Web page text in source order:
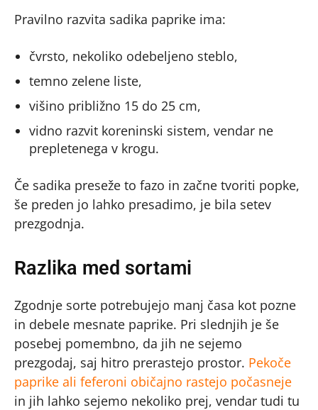
Pravilno razvita sadika paprike ima:
čvrsto, nekoliko odebeljeno steblo,
temno zelene liste,
višino približno 15 do 25 cm,
vidno razvit koreninski sistem, vendar ne
prepletenega v krogu.
Če sadika preseže to fazo in začne tvoriti popke,
še preden jo lahko presadimo, je bila setev
prezgodnja.
Razlika med sortami
Zgodnje sorte potrebujejo manj časa kot pozne
in debele mesnate paprike. Pri slednjih je še
posebej pomembno, da jih ne sejemo
prezgodaj, saj hitro prerastejo prostor. Pekoče
paprike ali feferoni običajno rastejo počasneje
in jih lahko sejemo nekoliko prej, vendar tudi tu